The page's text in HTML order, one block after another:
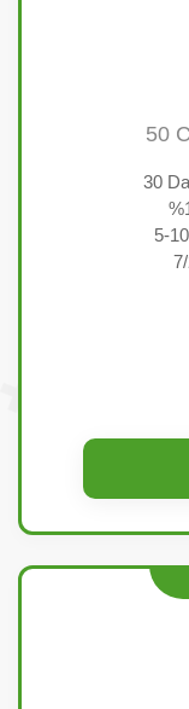
50
30
5-